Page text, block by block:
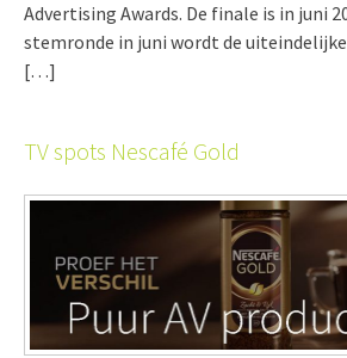
Advertising Awards. De finale is in juni
stemronde in juni wordt de
[…]
TV spots Nescafé Gold